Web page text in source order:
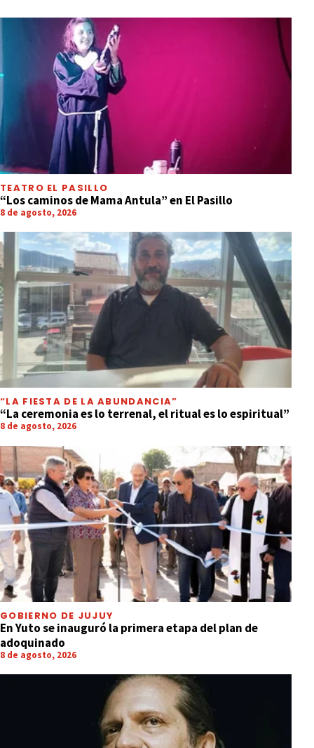
TEATRO EL PASILLO
“Los caminos de Mama Antula” en El Pasillo
8 de agosto, 2026
“LA FIESTA DE LA ABUNDANCIA”
“La ceremonia es lo terrenal, el ritual es lo espiritual”
8 de agosto, 2026
GOBIERNO DE JUJUY
En Yuto se inauguró la primera etapa del plan de
adoquinado
8 de agosto, 2026